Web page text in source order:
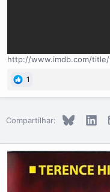
http://www.imdb.com/title/
1
Compartilhar: Bluesky